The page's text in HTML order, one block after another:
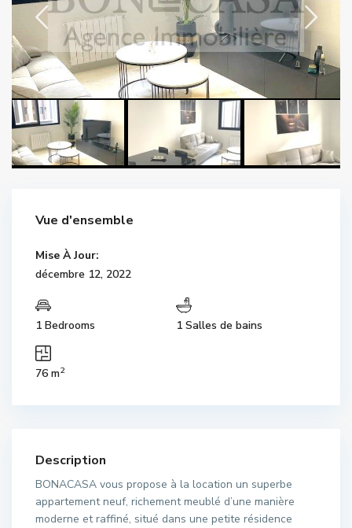
Vue d'ensemble
Mise À Jour:
décembre 12, 2022
1 Bedrooms 1 Salles de bains
76 m2
Description
BONACASA vous propose à la location un superbe
appartement neuf, richement meublé d’une manière
moderne et raffiné, situé dans une petite résidence